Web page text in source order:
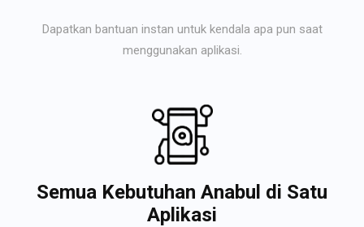
Dapatkan bantuan instan untuk kendala apa pun saat
menggunakan aplikasi.
Semua Kebutuhan Anabul di Satu
Aplikasi